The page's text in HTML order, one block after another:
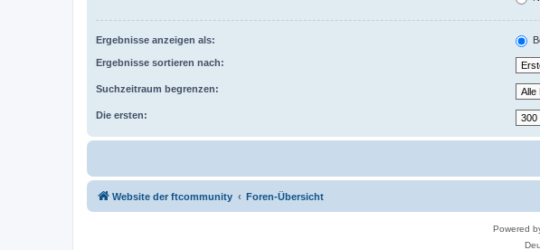
Ergebnisse anzeigen als:
Ergebnisse sortieren nach:
Suchzeitraum begrenzen:
Die ersten:
Website der ftcommunity Foren-Übersicht
Powered